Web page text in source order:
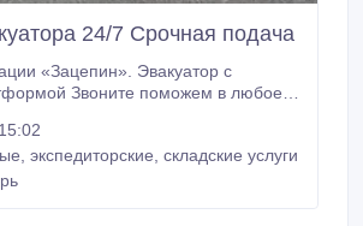
24/7 Срочная подача
«Зацепин». Эвакуатор с
Звоните поможем в любое
Спецтехнику (мини
каток и т.д.) ".
экспедиторские, складские услуги